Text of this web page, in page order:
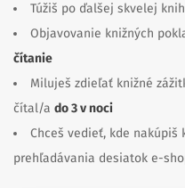
Túžiš po ďalšej skvelej
Objavovanie knižných
čítanie
Miluješ zdieľať knižné
čítal/a do 3 v noci
Chceš vedieť, kde nakúpiš
prehľadávania desiatok e-